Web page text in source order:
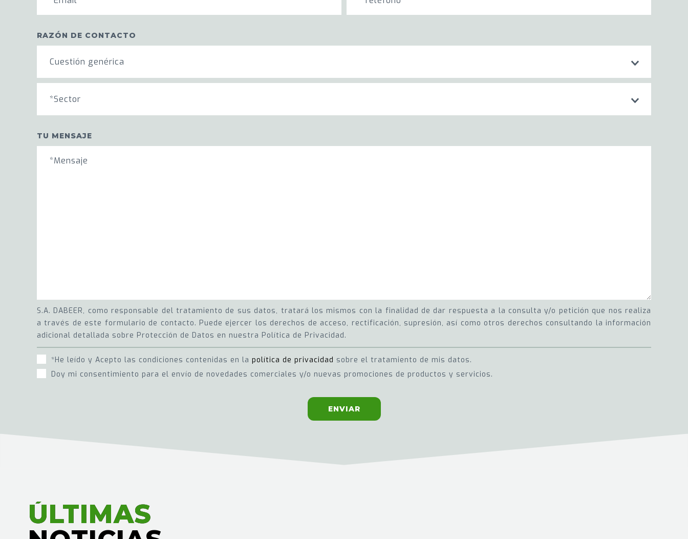
RAZÓN DE CONTACTO
Cuestión genérica
*Sector
TU MENSAJE
S.A. DABEER, como responsable del tratamiento de sus datos, tratará los mismos con la finalidad de dar respuesta a la consulta y/o petición que nos realiza
a través de este formulario de contacto. Puede ejercer los derechos de acceso, rectificación, supresión, así como otros derechos consultando la información
adicional detallada sobre Protección de Datos en nuestra Política de Privacidad.
*He leído y Acepto las condiciones contenidas en la política de privacidad sobre el tratamiento de mis datos.
Doy mi consentimiento para el envío de novedades comerciales y/o nuevas promociones de productos y servicios.
ENVIAR
ÚLTIMAS
ÚLTIMAS